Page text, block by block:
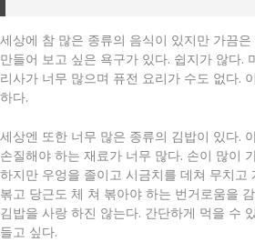
세상에 참 많은 종류의 음식이 있지만 가끔
만들어 보고 싶은 욕구가 있다. 쉽지가 않다.
리사가 너무 많으며 퓨전 요리가 수도 없다.
하다.
세상엔 또한 너무 많은 종류의 김밥이 있다.
손질해야 하는 재료가 너무 많다. 손이 많이
하지만 우엉을 졸이고 시금치를 데쳐 무치고
볶고 당근도 체 쳐 볶아야 하는 번거로움을
김밥을 사랑 하진 않는다. 간단하게 먹을 수
들고 싶다.